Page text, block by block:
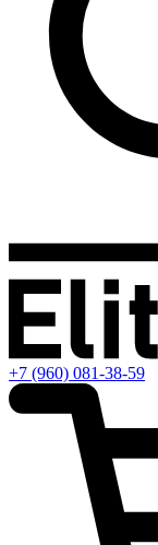
+7 (960) 081-38-59